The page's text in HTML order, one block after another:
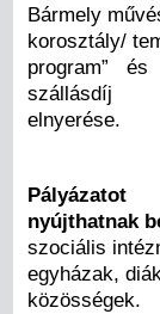
Bármely
korosztály/
program” és
szállásdíj
elnyerése.
Pályázatot
nyújthatnak
szociális
egyházak,
közösségek.